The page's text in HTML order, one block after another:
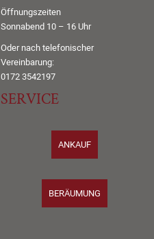
Öffnungszeiten
Sonnabend 10 – 16 Uhr
Oder nach telefonischer
Vereinbarung:
0172 3542197
SERVICE
ANKAUF
BERÄUMUNG